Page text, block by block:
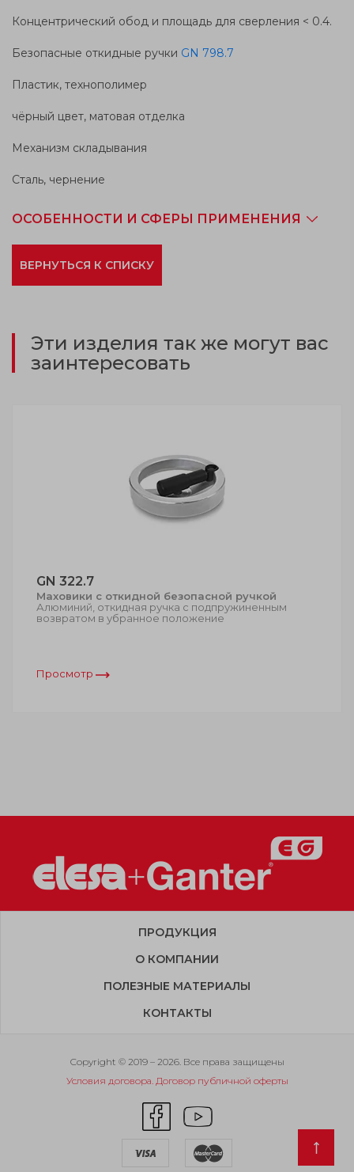
Концентрический обод и площадь для сверления < 0.4.
Безопасные откидные ручки GN 798.7
Пластик, технополимер
чёрный цвет, матовая отделка
Механизм складывания
Сталь, чернение
ОСОБЕННОСТИ И СФЕРЫ ПРИМЕНЕНИЯ
ВЕРНУТЬСЯ К СПИСКУ
Эти изделия так же могут вас
заинтересовать
GN 322.7
Маховики с откидной безопасной ручкой
Алюминий, откидная ручка с подпружиненным
возвратом в убранное положение
Просмотр
ПРОДУКЦИЯ
О КОМПАНИИ
ПОЛЕЗНЫЕ МАТЕРИАЛЫ
КОНТАКТЫ
Copyright © 2019 – 2026. Все права защищены
Условия договора. Договор публичной оферты